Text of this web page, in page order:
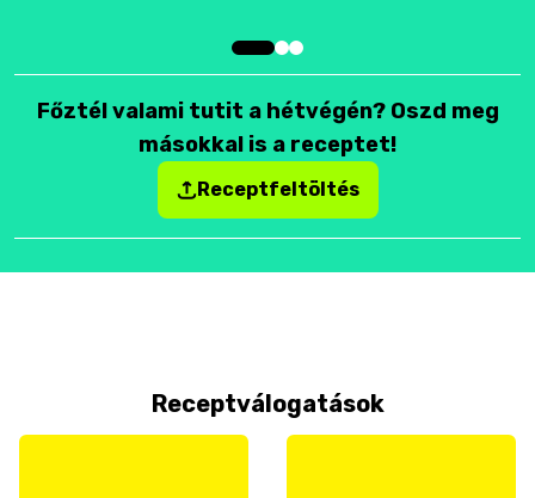
Főztél valami tutit a hétvégén? Oszd meg
másokkal is a receptet!
Receptfeltöltés
Receptválogatások